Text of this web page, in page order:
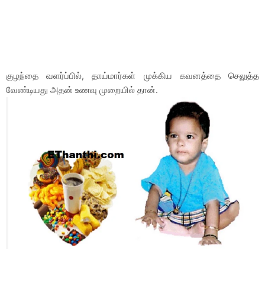
குழந்தை வளர்ப்பில், தாய்மார்கள் முக்கிய கவனத்தை செலுத்த
வேண்டியது அதன் உணவு முறையில் தான்.